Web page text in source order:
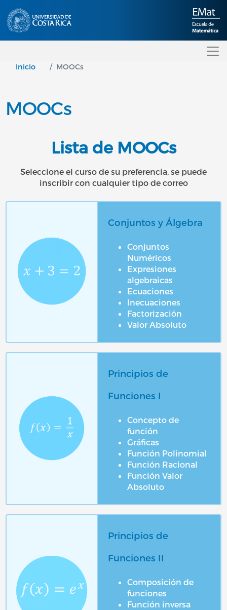
Inicio MOOCs
MOOCs
Lista de MOOCs
Seleccione el curso de su preferencia, se puede
inscribir con cualquier tipo de correo
Conjuntos y Álgebra
Conjuntos
Numéricos
Expresiones
algebraicas
Ecuaciones
Inecuaciones
Factorización
Valor Absoluto
Principios de
Funciones I
Concepto de
función
Gráficas
Función Polinomial
Función Racional
Función Valor
Absoluto
Principios de
Funciones II
Composición de
funciones
Función inversa